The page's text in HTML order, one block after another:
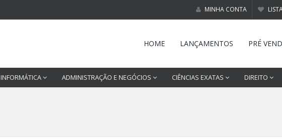
MINHA CONTA
HOME LANÇAMENTOS PRÉ
INFORMÁTICA ADMINISTRAÇÃO E NEGÓCIOS CIÊNCIAS EXATAS DIREITO